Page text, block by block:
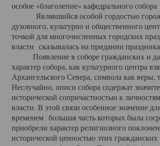
особое «благолепие» кафедрального
Являвшийся особой гордостью
духовного, культурно и общественного
точкой для многочисленных городских
власти сказывалась на придании
Появление в соборе гражданских и
характер собора, как культурного центра
Архангельского Севера, символа как веры,
Неслучайно, описи собора содержат
исторической сопричастностью к
власти. В этой связи особенное значение
временем большая часть которых была
приобрели характер религиозного
исторической ценностью этих